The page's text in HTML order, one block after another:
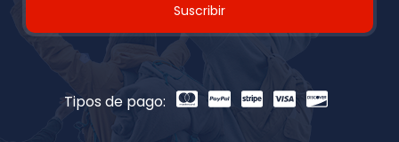
Suscribir
Tipos de pago: